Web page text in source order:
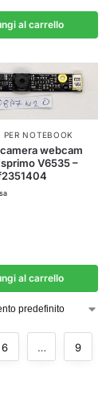
al carrello
PER NOTEBOOK
webcam
V6535 –
al carrello
6 … 9